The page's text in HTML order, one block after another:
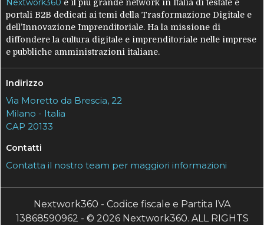
Nextwork360 è il più grande network in Italia di testate e
portali B2B dedicati ai temi della Trasformazione Digitale e
dell’Innovazione Imprenditoriale. Ha la missione di
diffondere la cultura digitale e imprenditoriale nelle imprese
e pubbliche amministrazioni italiane.
Indirizzo
Via Moretto da Brescia, 22
Milano - Italia
CAP 20133
Contatti
Contatta il nostro team per maggiori informazioni
Nextwork360 - Codice fiscale e Partita IVA
13868590962 - © 2026 Nextwork360. ALL RIGHTS